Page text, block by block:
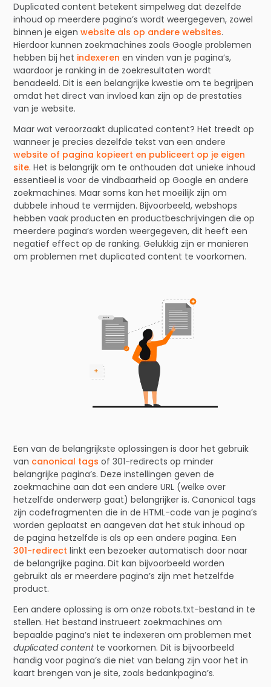
Duplicated content betekent simpelweg dat dezelfde
inhoud op meerdere pagina’s wordt weergegeven, zowel
binnen je eigenwebsite als op andere websites.
Hierdoor kunnen zoekmachines zoals Google problemen
hebben bij het indexeren en vinden van je pagina’s,
waardoor je ranking in de zoekresultaten wordt
benadeeld. Dit is een belangrijke kwestie om te begrijpen
omdat het direct van invloed kan zijn op de prestaties
van je website.
Maar wat veroorzaakt duplicated content? Het treedt op
wanneer je precies dezelfde tekst van een andere
website of pagina kopieert en publiceert op je eigen
site. Het is belangrijk om te onthouden dat unieke inhoud
essentieel is voor de vindbaarheid op Google en andere
zoekmachines. Maar soms kan het moeilijk zijn om
dubbele inhoud te vermijden. Bijvoorbeeld, webshops
hebben vaak producten en productbeschrijvingen die op
meerdere pagina’s worden weergegeven, dit heeft een
negatief effect op de ranking. Gelukkig zijn er manieren
om problemen met duplicated content te voorkomen.
Een van de belangrijkste oplossingen is door het gebruik
van canonical tags of 301-redirects op minder
belangrijke pagina’s. Deze instellingen geven de
zoekmachine aan dat een andere URL (welke over
hetzelfde onderwerp gaat) belangrijker is. Canonical tags
zijn codefragmenten die in de HTML-code van je pagina’s
worden geplaatst en aangeven dat het stuk inhoud op
de pagina hetzelfde is als op een andere pagina. Een
301-redirect linkt een bezoeker automatisch door naar
de belangrijke pagina. Dit kan bijvoorbeeld worden
gebruikt als er meerdere pagina’s zijn met hetzelfde
product.
Een andere oplossing is om onze robots.txt-bestand in te
stellen. Het bestand instrueert zoekmachines om
bepaalde pagina’s niet te indexeren om problemen met
duplicated contentte voorkomen. Dit is bijvoorbeeld
handig voor pagina’s die niet van belang zijn voor het in
kaart brengen van je site, zoals bedankpagina’s.